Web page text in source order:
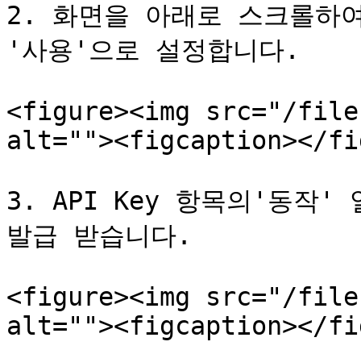
2. 화면을 아래로 스크롤하
'사용'으로 설정합니다.
<figure><img src="/files/
alt=""><figcaption></
3. API Key 항목의'동작'
발급 받습니다.
<figure><img src="/files/
alt=""><figcaption></